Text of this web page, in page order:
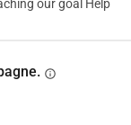
our goal Help
info